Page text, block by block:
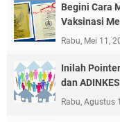
Begini Cara
Vaksinasi
Rabu, Mei 11,
Inilah
dan
Rabu, Agustus